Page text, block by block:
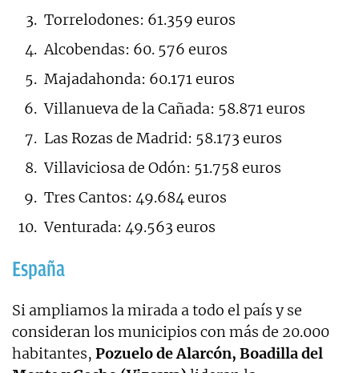
Torrelodones: 61.359 euros
Alcobendas: 60. 576 euros
Majadahonda: 60.171 euros
Villanueva de la Cañada: 58.871 euros
Las Rozas de Madrid: 58.173 euros
Villaviciosa de Odón: 51.758 euros
Tres Cantos: 49.684 euros
Venturada: 49.563 euros
España
Si ampliamos la mirada a todo el país y se
consideran los municipios con más de 20.000
habitantes, Pozuelo de Alarcón, Boadilla del